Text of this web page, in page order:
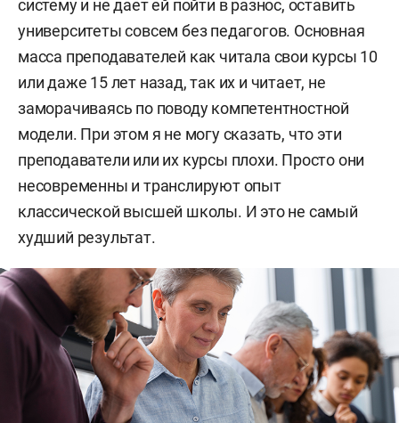
систему и не дает ей пойти в разнос, оставить
университеты совсем без педагогов. Основная
масса преподавателей как читала свои курсы 10
или даже 15 лет назад, так их и читает, не
заморачиваясь по поводу компетентностной
модели. При этом я не могу сказать, что эти
преподаватели или их курсы плохи. Просто они
несовременны и транслируют опыт
классической высшей школы. И это не самый
худший результат.